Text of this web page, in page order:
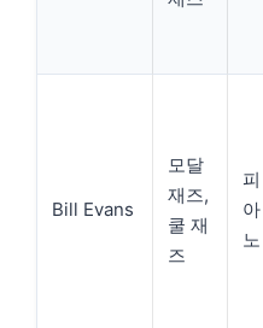
Bill Evans
모달
재즈,
쿨 재
즈
피
아
노